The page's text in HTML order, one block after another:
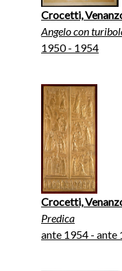
Crocetti,
Angelo con
1950 - 1954
Crocetti,
Predica
ante 1954 - ante